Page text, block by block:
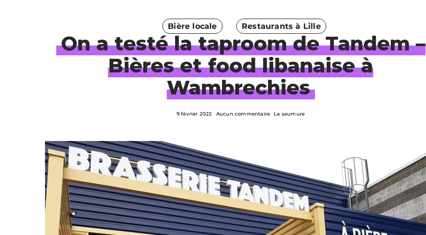
Bière locale Restaurants à Lille
On a testé la taproom de Tandem –
Bières et food libanaise à
Wambrechies
9 février 2022 Aucun commentaire La saumure